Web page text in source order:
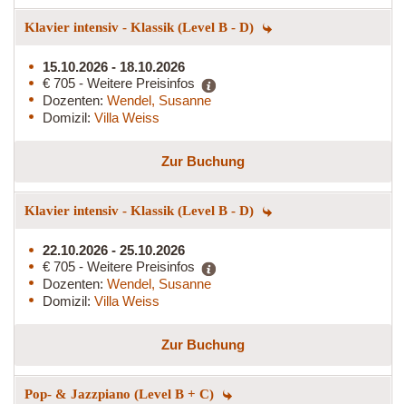
Klavier intensiv - Klassik (Level B - D)
15.10.2026 - 18.10.2026
€ 705 - Weitere Preisinfos
Dozenten: Wendel, Susanne
Domizil: Villa Weiss
Zur Buchung
Klavier intensiv - Klassik (Level B - D)
22.10.2026 - 25.10.2026
€ 705 - Weitere Preisinfos
Dozenten: Wendel, Susanne
Domizil: Villa Weiss
Zur Buchung
Pop- & Jazzpiano (Level B + C)